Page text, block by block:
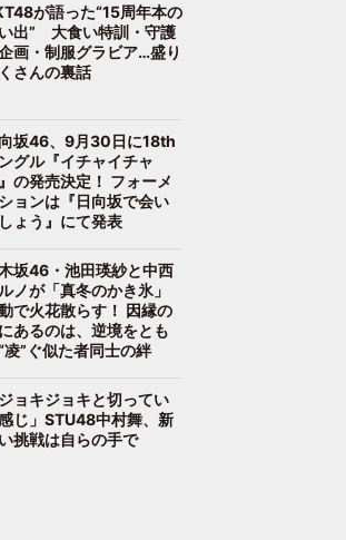
が語った“15周年本の
出” 大食い特訓・守護
画・制服グラビア…盛り
さんの裏話
坂46、9月30日に18th
グル『イチャイチャ
の発売決定！ フォーメ
ョンは『日向坂で会い
ょう』にて発表
坂46・池田瑛紗と中西
ノが「真冬のかき氷」
で火花散らす！ 因縁の
あるのは、逆境をとも
凌”ぐ似た者同士の絆
ジョキジョキと切ってい
じ」STU48中村舞、新
挑戦は自らの手で